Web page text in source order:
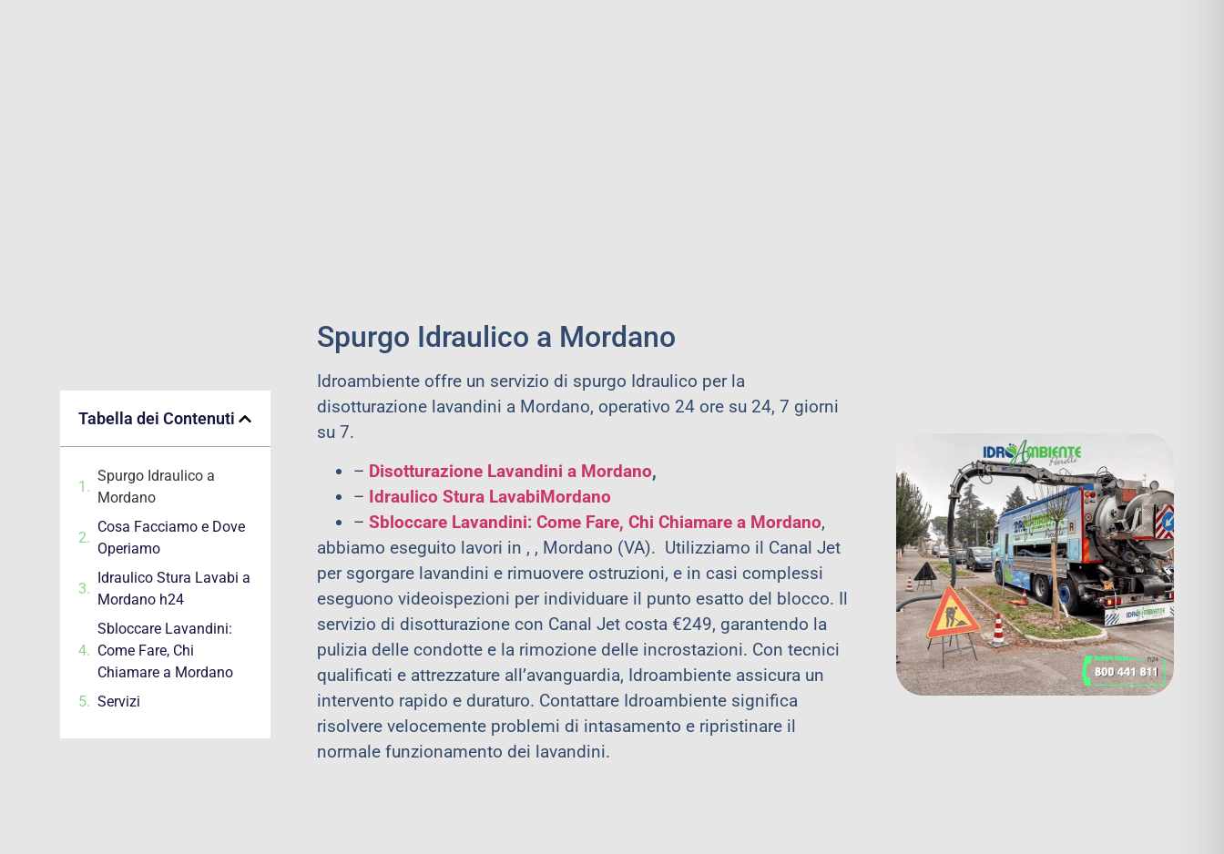
Tabella dei Contenuti
Spurgo Idraulico a
Mordano
Cosa Facciamo e Dove
Operiamo
Idraulico Stura Lavabi a
Mordano h24
Sbloccare Lavandini:
Come Fare, Chi
Chiamare a Mordano
Servizi
Spurgo Idraulico a Mordano
Idroambiente offre un servizio di spurgo Idraulico per la
disotturazione lavandini a Mordano, operativo 24 ore su 24, 7 giorni
su 7.
– Disotturazione Lavandini a Mordano,
– Idraulico Stura LavabiMordano
– Sbloccare Lavandini: Come Fare, Chi Chiamare a Mordano,
abbiamo eseguito lavori in , , Mordano (VA). Utilizziamo il Canal Jet
per sgorgare lavandini e rimuovere ostruzioni, e in casi complessi
eseguono videoispezioni per individuare il punto esatto del blocco. Il
servizio di disotturazione con Canal Jet costa €249, garantendo la
pulizia delle condotte e la rimozione delle incrostazioni. Con tecnici
qualificati e attrezzature all’avanguardia, Idroambiente assicura un
intervento rapido e duraturo. Contattare Idroambiente significa
risolvere velocemente problemi di intasamento e ripristinare il
normale funzionamento dei lavandini.